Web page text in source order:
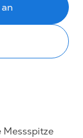
Messspitze